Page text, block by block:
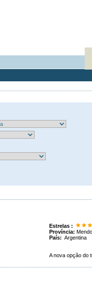
Estrelas :
Província:
País: Argentina
A nova opção do